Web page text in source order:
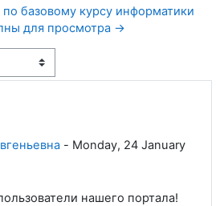
базовому курсу информатики
для просмотра →
- Monday, 24 January
нашего портала!